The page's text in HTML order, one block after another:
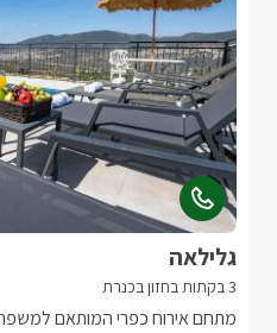
גלילאה
3 בקתות בחזון בכנרת
מתחם אירוח כפרי המותאם למשפחות